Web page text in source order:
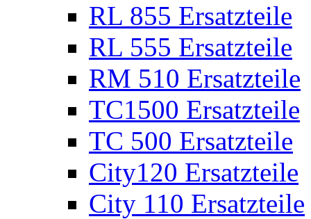
RL 855 Ersatzteile
RL 555 Ersatzteile
RM 510 Ersatzteile
TC1500 Ersatzteile
TC 500 Ersatzteile
City120 Ersatzteile
City 110 Ersatzteile